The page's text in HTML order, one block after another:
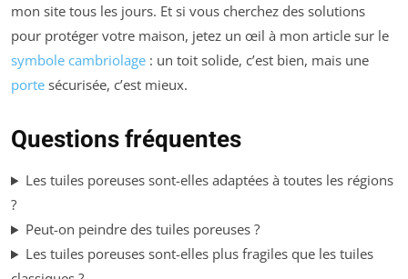
mon site tous les jours. Et si vous cherchez des solutions
pour protéger votre maison, jetez un œil à mon article sur le
symbole cambriolage : un toit solide, c’est bien, mais une
porte sécurisée, c’est mieux.
Questions fréquentes
Les tuiles poreuses sont-elles adaptées à toutes les régions
?
Peut-on peindre des tuiles poreuses ?
Les tuiles poreuses sont-elles plus fragiles que les tuiles